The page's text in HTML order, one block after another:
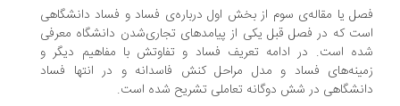
یا مقاله‌ی سوم از بخش اول درباره‌ی فساد و فساد دانشگاهی
که در فصل قبل یکی از پیامدهای تجاری‌شدن دانشگاه معرفی
است. در ادامه تعریف فساد و تفاوتش با مفاهیم دیگر و
فساد و مدل مراحل کنش فاسدانه و در انتها فساد
در شش دوگانه تعاملی تشریح شده است.